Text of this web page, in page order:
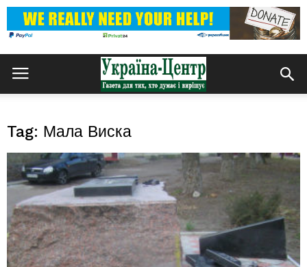
Tag: Мала Виска